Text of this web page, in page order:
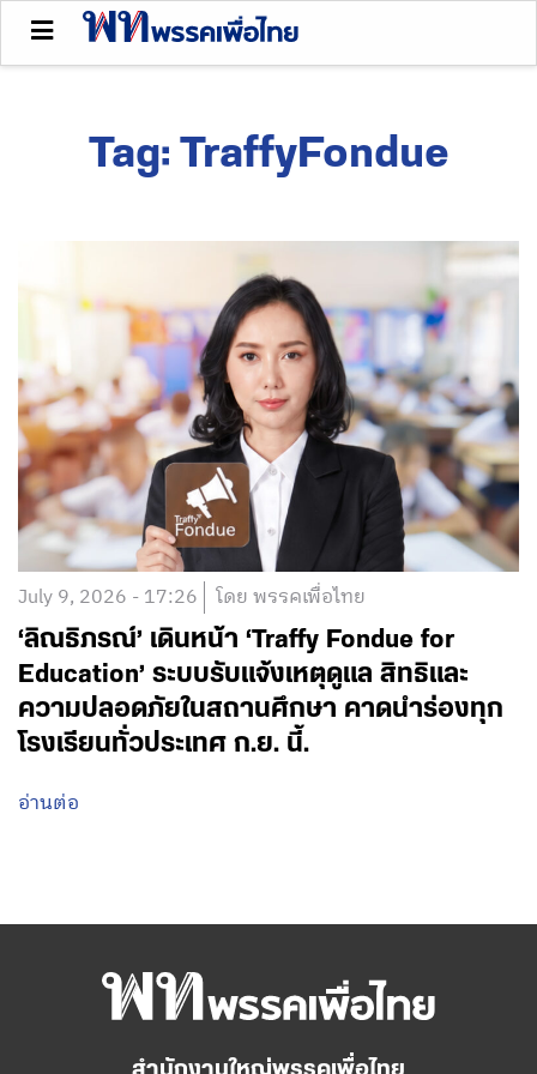
Tag: TraffyFondue
July 9, 2026 - 17:26 โดย พรรคเพื่อไทย
‘ลิณธิภรณ์’ เดินหน้า ‘Traffy Fondue for
Education’ ระบบรับแจ้งเหตุดูแล สิทธิและ
ความปลอดภัยในสถานศึกษา คาดนำร่องทุก
โรงเรียนทั่วประเทศ ก.ย. นี้.
อ่านต่อ